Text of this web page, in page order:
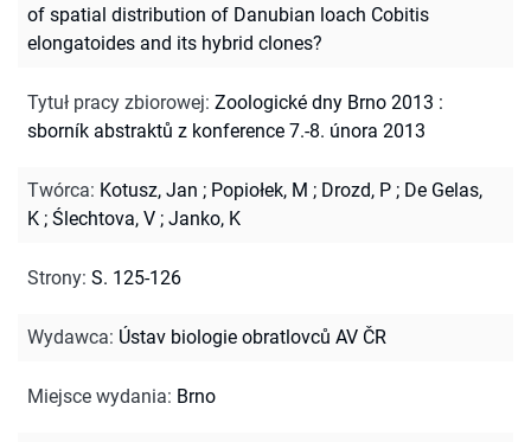
of spatial distribution of Danubian loach Cobitis
elongatoides and its hybrid clones?
Tytuł pracy zbiorowej: Zoologické dny Brno 2013 :
sborník abstraktů z konference 7.-8. února 2013
Twórca: Kotusz, Jan ; Popiołek, M ; Drozd, P ; De Gelas,
K ; Ślechtova, V ; Janko, K
Strony: S. 125-126
Wydawca: Ústav biologie obratlovců AV ČR
Miejsce wydania: Brno